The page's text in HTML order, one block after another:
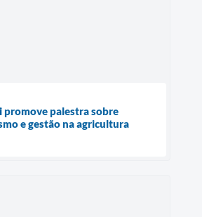
promove palestra sobre
e gestão na agricultura